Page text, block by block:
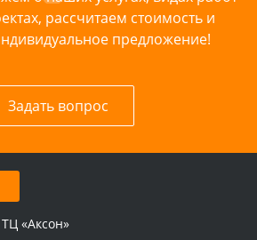
рассчитаем стоимость и
предложение!
Задать вопрос
«Аксон»